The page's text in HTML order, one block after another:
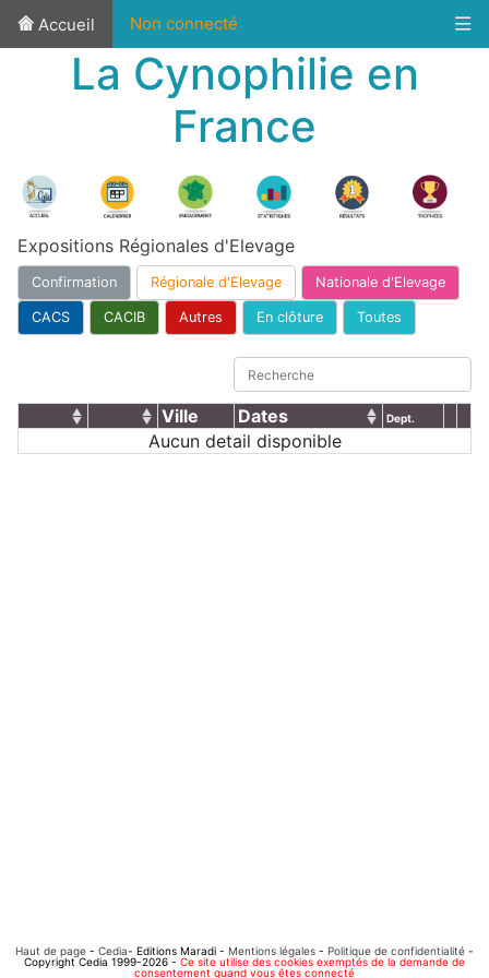
Accueil Non connecté
La Cynophilie en
France
Expositions Régionales d'Elevage
Confirmation Régionale d'Elevage Nationale d'Elevage
CACS CACIB Autres En clôture Toutes
Ville Dates Dept.
Aucun detail disponible
Haut de page - Cedia- Editions Maradi - Mentions légales - Politique de confidentialité -
Copyright Cedia 1999-2026 - Ce site utilise des cookies exemptés de la demande de
consentement quand vous êtes connecté